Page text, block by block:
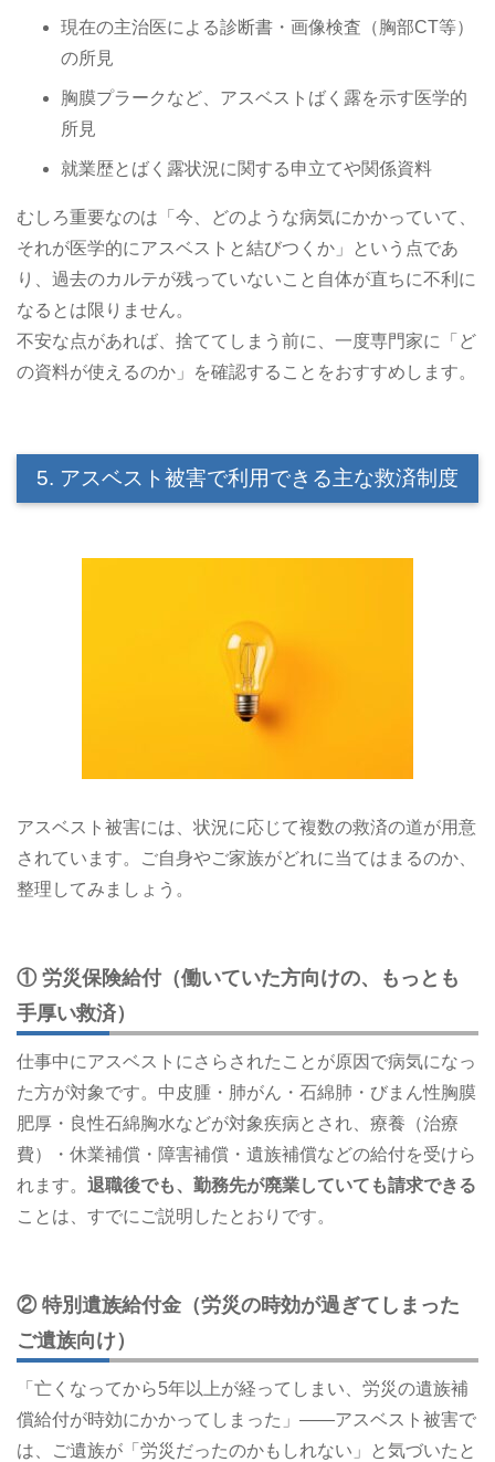
現在の主治医による診断書・画像検査（胸部CT等）
の所見
胸膜プラークなど、アスベストばく露を示す医学的
所見
就業歴とばく露状況に関する申立てや関係資料
むしろ重要なのは「今、どのような病気にかかっていて、
それが医学的にアスベストと結びつくか」という点であ
り、過去のカルテが残っていないこと自体が直ちに不利に
なるとは限りません。
不安な点があれば、捨ててしまう前に、一度専門家に「ど
の資料が使えるのか」を確認することをおすすめします。
5. アスベスト被害で利用できる主な救済制度
アスベスト被害には、状況に応じて複数の救済の道が用意
されています。ご自身やご家族がどれに当てはまるのか、
整理してみましょう。
① 労災保険給付（働いていた方向けの、もっとも
手厚い救済）
仕事中にアスベストにさらされたことが原因で病気になっ
た方が対象です。中皮腫・肺がん・石綿肺・びまん性胸膜
肥厚・良性石綿胸水などが対象疾病とされ、療養（治療
費）・休業補償・障害補償・遺族補償などの給付を受けら
れます。 退職後でも、勤務先が廃業していても請求できる
ことは、すでにご説明したとおりです。
② 特別遺族給付金（労災の時効が過ぎてしまった
ご遺族向け）
「亡くなってから5年以上が経ってしまい、労災の遺族補
償給付が時効にかかってしまった」――アスベスト被害で
は、ご遺族が「労災だったのかもしれない」と気づいたと